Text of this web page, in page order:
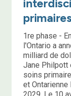
1re phase -
l'Ontario a
milliard de
Jane Philpott
soins
et